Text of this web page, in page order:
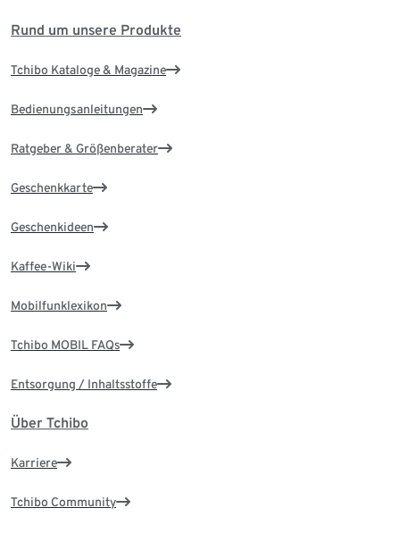
Rund um unsere Produkte
Tchibo Kataloge & Magazine
Bedienungsanleitungen
Ratgeber & Größenberater
Geschenkkarte
Geschenkideen
Kaffee-Wiki
Mobilfunklexikon
Tchibo MOBIL FAQs
Entsorgung / Inhaltsstoffe
Über Tchibo
Karriere
Tchibo Community